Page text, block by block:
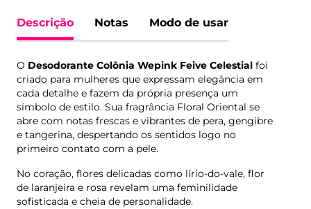
Descrição Notas Modo de usar
O Desodorante Colônia Wepink Feive Celestial foi
criado para mulheres que expressam elegância em
cada detalhe e fazem da própria presença um
símbolo de estilo. Sua fragrância Floral Oriental se
abre com notas frescas e vibrantes de pera, gengibre
e tangerina, despertando os sentidos logo no
primeiro contato com a pele.
No coração, flores delicadas como lírio-do-vale, flor
de laranjeira e rosa revelam uma feminilidade
sofisticada e cheia de personalidade.